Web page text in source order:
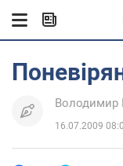
Володимир
16.07.2009